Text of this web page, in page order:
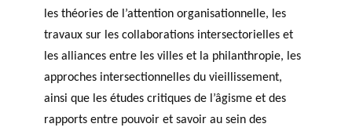
les théories de l’attention organisationnelle, les
travaux sur les collaborations intersectorielles et
les alliances entre les villes et la philanthropie, les
approches intersectionnelles du vieillissement,
ainsi que les études critiques de l’âgisme et des
rapports entre pouvoir et savoir au sein des